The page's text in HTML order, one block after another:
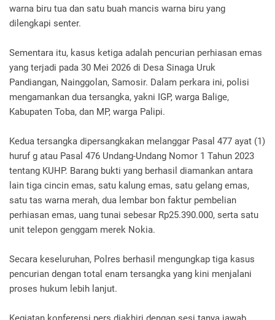
warna biru tua dan satu buah mancis warna biru yang
dilengkapi senter.
Sementara itu, kasus ketiga adalah pencurian perhiasan emas
yang terjadi pada 30 Mei 2026 di Desa Sinaga Uruk
Pandiangan, Nainggolan, Samosir. Dalam perkara ini, polisi
mengamankan dua tersangka, yakni IGP, warga Balige,
Kabupaten Toba, dan MP, warga Palipi.
Kedua tersangka dipersangkakan melanggar Pasal 477 ayat (1)
huruf g atau Pasal 476 Undang-Undang Nomor 1 Tahun 2023
tentang KUHP. Barang bukti yang berhasil diamankan antara
lain tiga cincin emas, satu kalung emas, satu gelang emas,
satu tas warna merah, dua lembar bon faktur pembelian
perhiasan emas, uang tunai sebesar Rp25.390.000, serta satu
unit telepon genggam merek Nokia.
Secara keseluruhan, Polres berhasil mengungkap tiga kasus
pencurian dengan total enam tersangka yang kini menjalani
proses hukum lebih lanjut.